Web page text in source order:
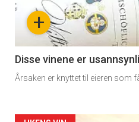
nå
3
+
Disse vinene er
Årsaken er knyttet til eieren som